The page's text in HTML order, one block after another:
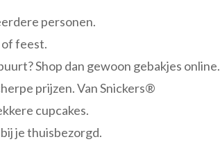
personen.
of feest.
Shop dan gewoon gebakjes online.
prijzen. Van Snickers®
cupcakes.
je thuisbezorgd.